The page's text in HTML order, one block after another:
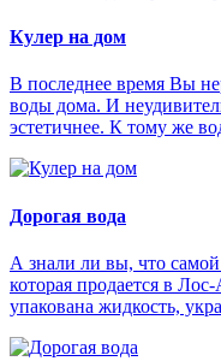
Кулер на дом
В последнее время Вы
воды дома. И
эстетичнее. К тому же
Дорогая вода
А знали ли вы, что
которая продается в
упакована жидкость,